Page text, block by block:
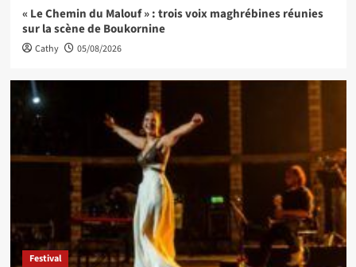
« Le Chemin du Malouf » : trois voix maghrébines réunies
sur la scène de Boukornine
Cathy 05/08/2026
Festival